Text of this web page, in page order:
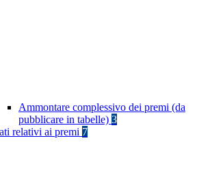
Ammontare complessivo dei premi (da
pubblicare in tabelle) 3
relativi ai premi 7